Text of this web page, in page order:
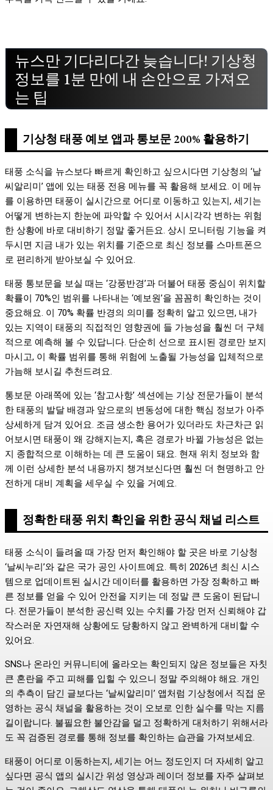
뉴스만 기다리다간 늦습니다! 기상청
정보를 1분 만에 내 손안으로 가져오
는 팁
기상청 태풍 예보 앱과 통보문 200% 활용하기
태풍 소식을 뉴스보다 빠르게 확인하고 싶으시다면 기상청의 ‘날
씨알리미’ 앱에 있는 태풍 전용 메뉴를 꼭 활용해 보세요. 이 메뉴
를 이용하면 태풍이 실시간으로 어디로 이동하고 있는지, 세기는
어떻게 변하는지 한눈에 파악할 수 있어서 시시각각 변하는 위험
한 상황에 바로 대비하기 정말 좋거든요. 상시 모니터링 기능을 켜
두시면 지금 내가 있는 위치를 기준으로 최신 정보를 스마트폰으
로 편리하게 받아보실 수 있어요.
태풍 통보문을 보실 때는 ‘강풍반경’과 더불어 태풍 중심이 위치할
확률이 70%인 범위를 나타내는 ‘예보원’을 꼼꼼히 확인하는 것이
중요해요. 이 70% 확률 반경의 의미를 정확히 알고 있으면, 내가
있는 지역이 태풍의 직접적인 영향권에 들 가능성을 훨씬 더 구체
적으로 예측해 볼 수 있답니다. 단순히 선으로 표시된 경로만 보지
마시고, 이 확률 범위를 통해 위험에 노출될 가능성을 입체적으로
가늠해 보시길 추천드려요.
통보문 아래쪽에 있는 ‘참고사항’ 섹션에는 기상 전문가들이 분석
한 태풍의 발달 배경과 앞으로의 변동성에 대한 핵심 정보가 아주
상세하게 담겨 있어요. 조금 생소한 용어가 있더라도 차근차근 읽
어보시면 태풍이 왜 강해지는지, 혹은 경로가 바뀔 가능성은 없는
지 종합적으로 이해하는 데 큰 도움이 돼요. 현재 위치 정보와 함
께 이런 상세한 분석 내용까지 챙겨보신다면 훨씬 더 현명하고 안
전하게 대비 계획을 세우실 수 있을 거예요.
정확한 태풍 위치 확인을 위한 공식 채널 리스트
태풍 소식이 들려올 때 가장 먼저 확인해야 할 곳은 바로 기상청
‘날씨누리’와 같은 국가 공인 사이트예요. 특히 2026년 최신 시스
템으로 업데이트된 실시간 데이터를 활용하면 가장 정확하고 빠
른 정보를 얻을 수 있어 안전을 지키는 데 정말 큰 도움이 된답니
다. 전문가들이 분석한 공신력 있는 수치를 가장 먼저 신뢰해야 갑
작스러운 자연재해 상황에도 당황하지 않고 완벽하게 대비할 수
있어요.
SNS나 온라인 커뮤니티에 올라오는 확인되지 않은 정보들은 자칫
큰 혼란을 주고 피해를 입힐 수 있으니 정말 주의해야 해요. 개인
의 추측이 담긴 글보다는 ‘날씨알리미’ 앱처럼 기상청에서 직접 운
영하는 공식 채널을 활용하는 것이 오보로 인한 실수를 막는 지름
길이랍니다. 불필요한 불안감을 덜고 정확하게 대처하기 위해서라
도 꼭 검증된 경로를 통해 정보를 확인하는 습관을 가져보세요.
태풍이 어디로 이동하는지, 세기는 어느 정도인지 더 자세히 알고
싶다면 공식 앱의 실시간 위성 영상과 레이더 정보를 자주 살펴보